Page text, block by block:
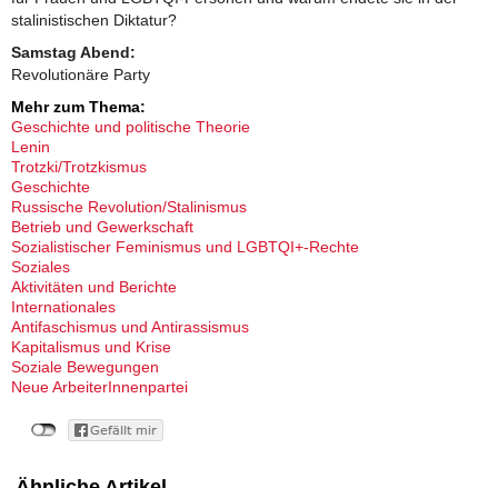
stalinistischen Diktatur?
Samstag Abend:
Revolutionäre Party
Mehr zum Thema:
Geschichte und politische Theorie
Lenin
Trotzki/Trotzkismus
Geschichte
Russische Revolution/Stalinismus
Betrieb und Gewerkschaft
Sozialistischer Feminismus und LGBTQI+-Rechte
Soziales
Aktivitäten und Berichte
Internationales
Antifaschismus und Antirassismus
Kapitalismus und Krise
Soziale Bewegungen
Neue ArbeiterInnenpartei